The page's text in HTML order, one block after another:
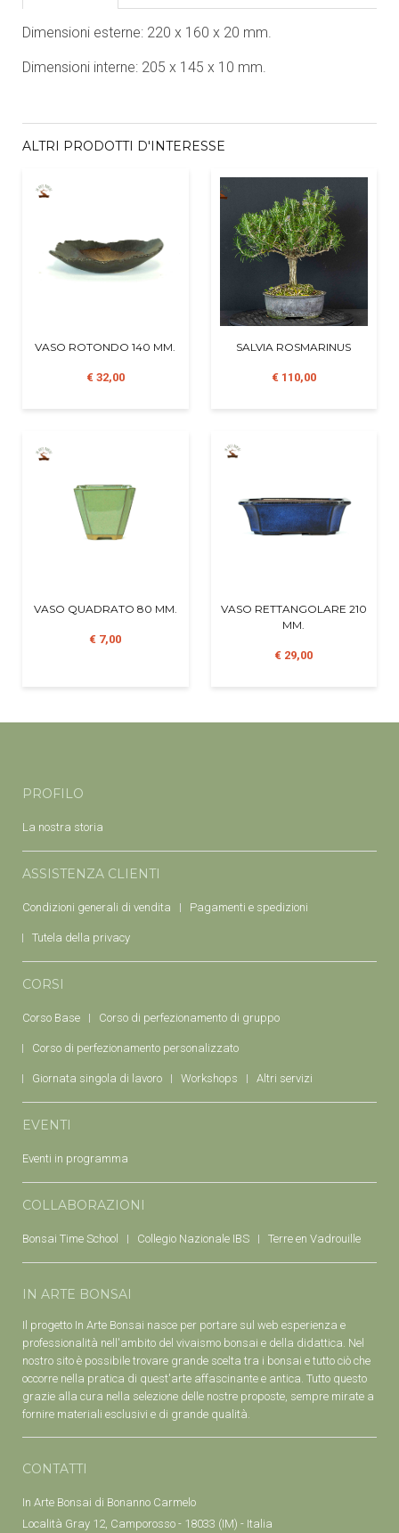
Dimensioni esterne: 220 x 160 x 20 mm.
Dimensioni interne: 205 x 145 x 10 mm.
ALTRI PRODOTTI D'INTERESSE
VASO ROTONDO 140 MM.
€ 32,00
SALVIA ROSMARINUS
€ 110,00
VASO QUADRATO 80 MM.
€ 7,00
VASO RETTANGOLARE 210
MM.
€ 29,00
PROFILO
La nostra storia
ASSISTENZA CLIENTI
Condizioni generali di vendita Pagamenti e spedizioni
Tutela della privacy
CORSI
Corso Base Corso di perfezionamento di gruppo
Corso di perfezionamento personalizzato
Giornata singola di lavoro Workshops Altri servizi
EVENTI
Eventi in programma
COLLABORAZIONI
Bonsai Time School Collegio Nazionale IBS Terre en Vadrouille
IN ARTE BONSAI
Il progetto In Arte Bonsai nasce per portare sul web esperienza e
professionalità nell'ambito del vivaismo bonsai e della didattica. Nel
nostro sito è possibile trovare grande scelta tra i bonsai e tutto ciò che
occorre nella pratica di quest'arte affascinante e antica. Tutto questo
grazie alla cura nella selezione delle nostre proposte, sempre mirate a
fornire materiali esclusivi e di grande qualità.
CONTATTI
In Arte Bonsai di Bonanno Carmelo
Località Gray 12, Camporosso - 18033 (IM) - Italia